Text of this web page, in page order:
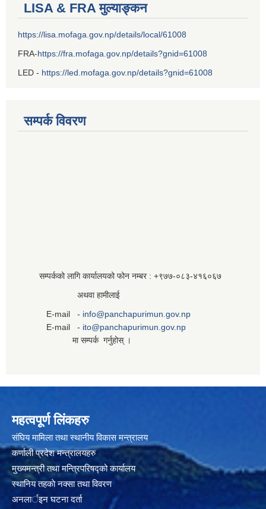
LISA & FRA मुल्याङ्कन
https://lisa.mofaga.gov.np/details/local/61008
FRA-https://fra.mofaga.gov.np/details?gnid=61008
LED - https://led.mofaga.gov.np/details?gnid=61008
सम्पर्क विवरण
सम्पर्कको लागि कार्यालयको फोन नम्बर : +९७७-०८३‍-४१६०६७
अथवा हामीलाई
E-mail - info@panchapurimun.gov.np
E-mail - ito@panchapurimun.gov.np
मा सम्पर्क गर्नुहोस् ।
महत्वपूर्ण लिंकहरु
संघिय मामिला तथा स्थानीय विकास मन्त्रालय
कर्णाली प्रदेश मन्त्रालयहरु
मुख्यमन्त्री तथा मन्त्रिपरिषद्को कार्यालय
स्थानिय तहकाे नक्सा तथा विवरण
अनलार्इन घटना दर्ता